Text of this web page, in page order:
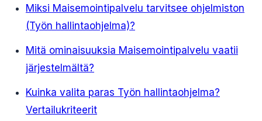
Miksi Maisemointipalvelu tarvitsee ohjelmiston
(Työn hallintaohjelma)?
Mitä ominaisuuksia Maisemointipalvelu vaatii
järjestelmältä?
Kuinka valita paras Työn hallintaohjelma?
Vertailukriteerit